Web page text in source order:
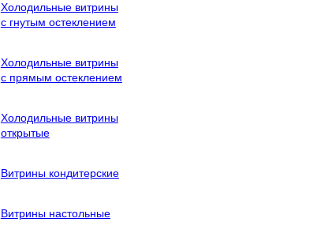
Холодильные витрины
с гнутым остеклением
Холодильные витрины
с прямым остеклением
Холодильные витрины
открытые
Витрины кондитерские
Витрины настольные